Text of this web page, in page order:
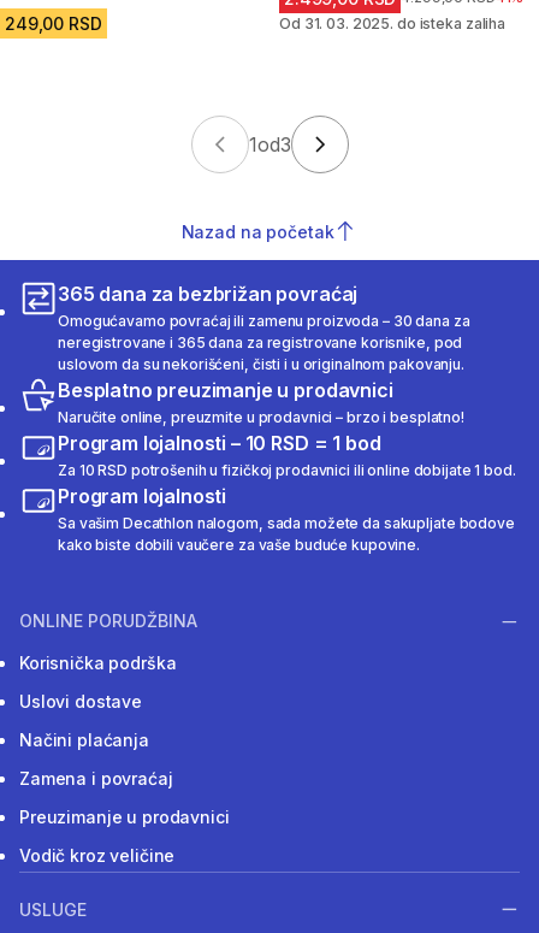
249,00 RSD Od 31. 03. 2025. do isteka zaliha
1od3
Nazad na početak
365 dana za bezbrižan povraćaj
Omogućavamo povraćaj ili zamenu proizvoda – 30 dana za
neregistrovane i 365 dana za registrovane korisnike, pod
uslovom da su nekorišćeni, čisti i u originalnom pakovanju.
Besplatno preuzimanje u prodavnici
Naručite online, preuzmite u prodavnici – brzo i besplatno!
Program lojalnosti – 10 RSD = 1 bod
Za 10 RSD potrošenih u fizičkoj prodavnici ili online dobijate 1 bod.
Program lojalnosti
Sa vašim Decathlon nalogom, sada možete da sakupljate bodove
kako biste dobili vaučere za vaše buduće kupovine.
ONLINE PORUDŽBINA
Korisnička podrška
Uslovi dostave
Načini plaćanja
Zamena i povraćaj
Preuzimanje u prodavnici
Vodič kroz veličine
USLUGE